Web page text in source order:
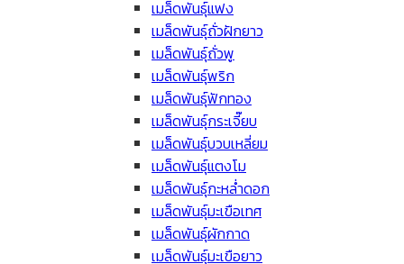
เมล็ดพันธุ์แฟง
เมล็ดพันธุ์ถั่วฝักยาว
เมล็ดพันธุ์ถั่วพู
เมล็ดพันธุ์พริก
เมล็ดพันธุ์ฟักทอง
เมล็ดพันธุ์กระเจี๊ยบ
เมล็ดพันธุ์บวบเหลี่ยม
เมล็ดพันธุ์แตงโม
เมล็ดพันธุ์กะหล่ำดอก
เมล็ดพันธุ์มะเขือเทศ
เมล็ดพันธุ์ผักกาด
เมล็ดพันธุ์มะเขือยาว